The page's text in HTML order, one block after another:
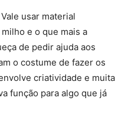
usar material
e o que mais a
de pedir ajuda aos
o costume de fazer os
criatividade e muita
função para algo que já